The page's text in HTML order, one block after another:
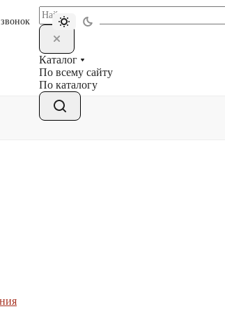
звонок
Каталог
По всему сайту
По каталогу